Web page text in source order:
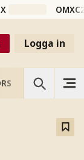
Logga in
VETENSKAP